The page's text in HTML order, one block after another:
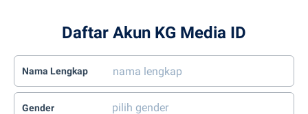
Daftar Akun KG Media ID
Nama Lengkap
Gender